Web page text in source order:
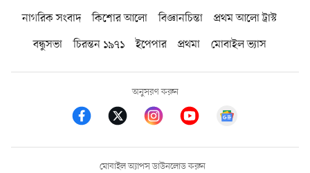
নাগরিক সংবাদ কিশোর আলো বিজ্ঞানচিন্তা
প্রথম আলো ট্রাস্ট
বন্ধুসভা
চিরন্তন ১৯৭১ ইপেপার প্রথমা মোবাইল ভ্যাস
অনুসরণ করুন
মোবাইল অ্যাপস ডাউনলোড করুন